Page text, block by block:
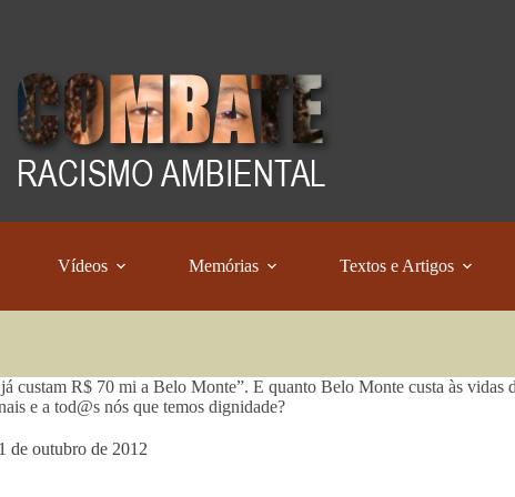
Vídeos Memórias Textos e Artigos
custam R$ 70 mi a Belo Monte”. E quanto Belo Monte custa às vidas
e a tod@s nós que temos dignidade?
de outubro de 2012